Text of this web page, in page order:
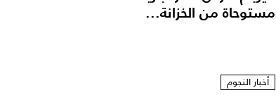
مستوحاة من الخزانة...
أخبار النجوم